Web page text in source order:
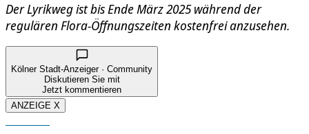
Der Lyrikweg ist bis Ende März 2025 während der
regulären Flora-Öffnungszeiten kostenfrei anzusehen.
Kölner Stadt-Anzeiger · Community
Diskutieren Sie mit
Jetzt kommentieren
ANZEIGE X